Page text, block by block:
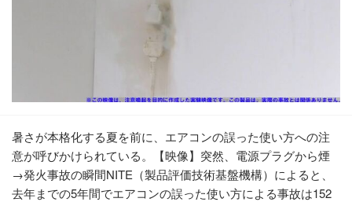
暑さが本格化する夏を前に、エアコンの誤った使い方への注
意が呼びかけられている。【映像】突然、電源プラグから煙
→発火事故の瞬間NITE（製品評価技術基盤機構）によると、
去年までの5年間でエアコンの誤った使い方による事故は152